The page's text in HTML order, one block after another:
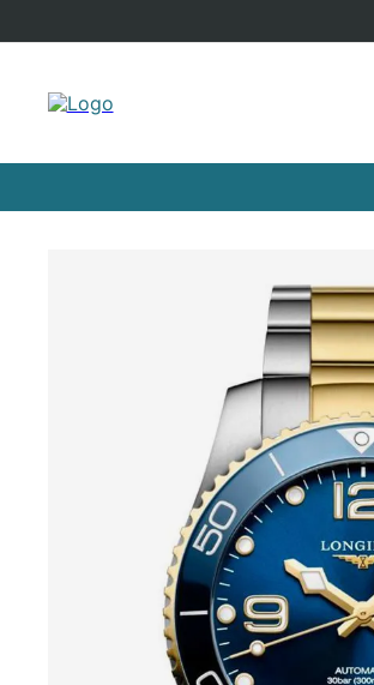
RELOJ LONGINES HYDROCONQUEST